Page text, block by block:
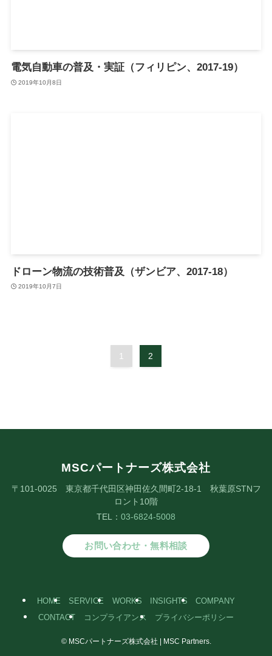
電気自動車の普及・実証（フィリピン、2017-19）
2019年10月8日
ドローン物流の技術普及（ザンビア、2017-18）
2019年10月7日
1 2
MSCパートナーズ株式会社
〒101-0025 東京都千代田区神田佐久間町2-18-1 秋葉原STNフ
ロント10階
TEL： 03-6824-5008
お問い合わせ・無料相談
HOME SERVICE WORKS INSIGHTS
COMPANY
CONTACT
コンプライアンス プライバシーポリシー
©MSCパートナーズ株式会社 | MSC Partners.